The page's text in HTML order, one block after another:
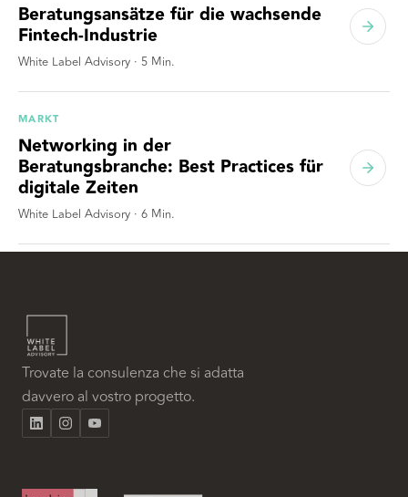
Beratungsansätze für die wachsende
Fintech-Industrie
White Label Advisory · 5 Min.
MARKT
Networking in der
Beratungsbranche: Best Practices für
digitale Zeiten
White Label Advisory · 6 Min.
Trovate la consulenza che si adatta
davvero al vostro progetto.